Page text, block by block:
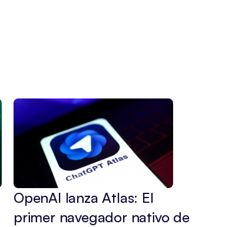
OpenAI lanza Atlas: El
primer navegador nativo de